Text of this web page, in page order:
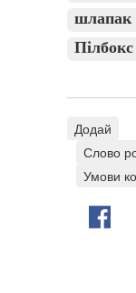
шлапак
Пілбокс
Додай
Слово
Умови